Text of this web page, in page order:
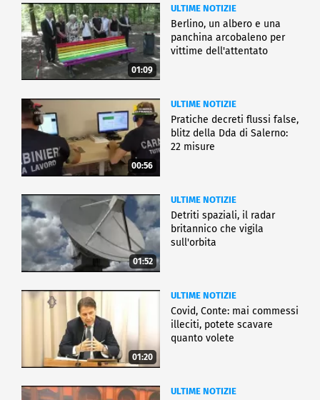
01:09
ULTIME NOTIZIE
Berlino, un albero e una
panchina arcobaleno per
vittime dell'attentato
00:56
ULTIME NOTIZIE
Pratiche decreti flussi false,
blitz della Dda di Salerno:
22 misure
01:52
ULTIME NOTIZIE
Detriti spaziali, il radar
britannico che vigila
sull'orbita
01:20
ULTIME NOTIZIE
Covid, Conte: mai commessi
illeciti, potete scavare
quanto volete
ULTIME NOTIZIE